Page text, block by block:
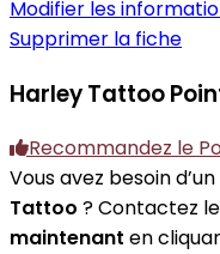
Modifier les
Supprimer la fiche
Harley Tattoo
Recommandez le
Vous avez besoin
Tattoo ? Contactez
maintenant en